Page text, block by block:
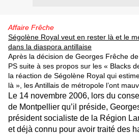
Affaire Frêche
Ségolène Royal veut en rester là et le
dans la diaspora antillaise
Après la décision de Georges Frêche
PS suite à ses propos sur les « Blacks
la réaction de Ségolène Royal qui
là », les Antillais de métropole l’ont
Le 14 novembre 2006, lors du
de Montpellier qu’il préside,
président socialiste de la Région
et déjà connu pour avoir traité des